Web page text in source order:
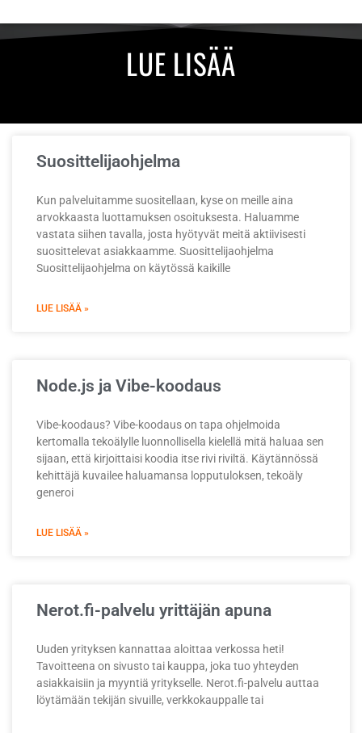
LUE LISÄÄ
Suosittelijaohjelma
Kun palveluitamme suositellaan, kyse on meille aina
arvokkaasta luottamuksen osoituksesta. Haluamme
vastata siihen tavalla, josta hyötyvät meitä aktiivisesti
suosittelevat asiakkaamme. Suosittelijaohjelma
Suosittelijaohjelma on käytössä kaikille
LUE LISÄÄ »
Node.js ja Vibe-koodaus
Vibe-koodaus? Vibe-koodaus on tapa ohjelmoida
kertomalla tekoälylle luonnollisella kielellä mitä haluaa sen
sijaan, että kirjoittaisi koodia itse rivi riviltä. Käytännössä
kehittäjä kuvailee haluamansa lopputuloksen, tekoäly
generoi
LUE LISÄÄ »
Nerot.fi-palvelu yrittäjän apuna
Uuden yrityksen kannattaa aloittaa verkossa heti!
Tavoitteena on sivusto tai kauppa, joka tuo yhteyden
asiakkaisiin ja myyntiä yritykselle. Nerot.fi-palvelu auttaa
löytämään tekijän sivuille, verkkokauppalle tai